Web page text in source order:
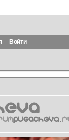
Войти